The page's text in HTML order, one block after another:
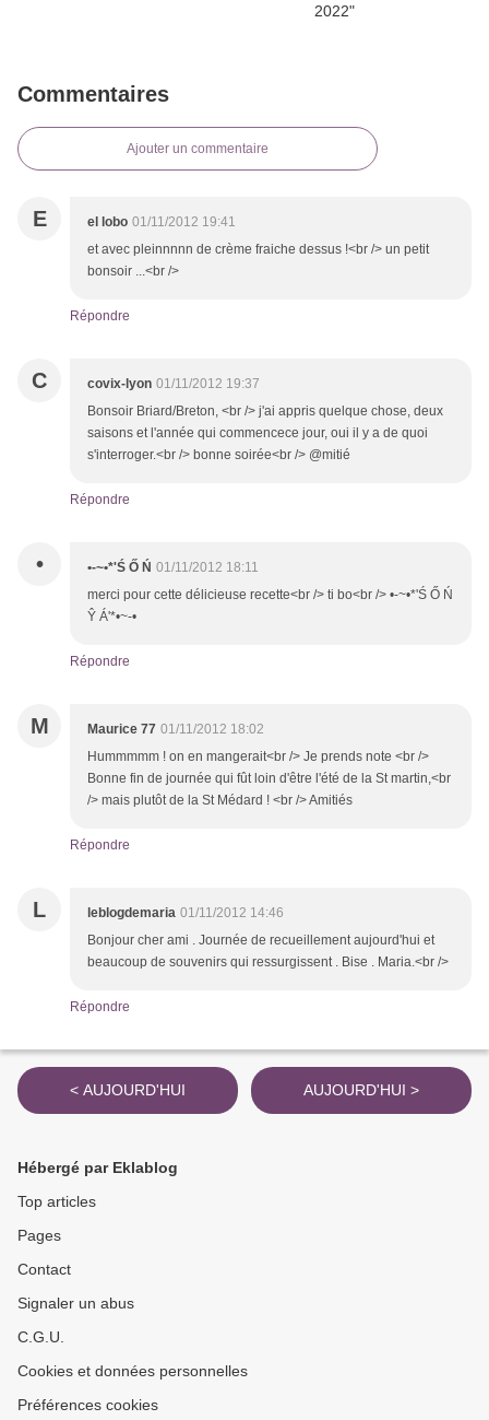
Commentaires
Ajouter un commentaire
E el lobo 01/11/2012 19:41
et avec pleinnnnn de crème fraiche dessus !<br /> un petit
bonsoir ...<br />
Répondre
C covix-lyon 01/11/2012 19:37
Bonsoir Briard/Breton, <br /> j'ai appris quelque chose, deux
saisons et l'année qui commencece jour, oui il y a de quoi
s'interroger.<br /> bonne soirée<br /> @mitié
Répondre
• •-~•*'Ś Ő Ń 01/11/2012 18:11
merci pour cette délicieuse recette<br /> ti bo<br /> •-~•*'Ś Ő Ń
Ŷ Á'*•~-•
Répondre
M Maurice 77 01/11/2012 18:02
Hummmmm ! on en mangerait<br /> Je prends note <br />
Bonne fin de journée qui fût loin d'être l'été de la St martin,<br
/> mais plutôt de la St Médard ! <br /> Amitiés
Répondre
L leblogdemaria 01/11/2012 14:46
Bonjour cher ami . Journée de recueillement aujourd'hui et
beaucoup de souvenirs qui ressurgissent . Bise . Maria.<br />
Répondre
< AUJOURD'HUI AUJOURD'HUI >
Hébergé par Eklablog
Top articles
Pages
Contact
Signaler un abus
C.G.U.
Cookies et données personnelles
Préférences cookies